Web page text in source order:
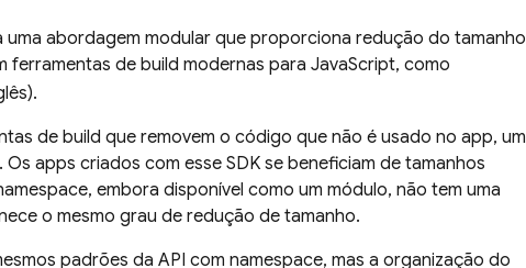
uma abordagem modular que proporciona redução do tamanho
ferramentas de build modernas para JavaScript, como
de build que removem o código que não é usado no app, um
apps criados com esse SDK se beneficiam de tamanhos
embora disponível como um módulo, não tem uma
o mesmo grau de redução de tamanho.
padrões da API com namespace, mas a organização do